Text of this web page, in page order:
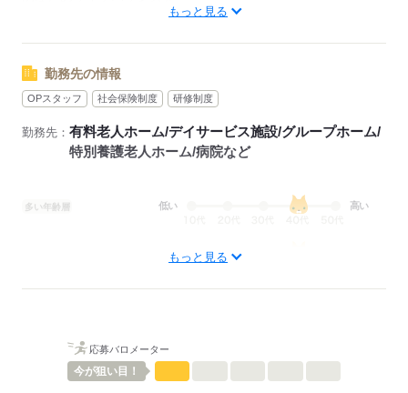
出勤、ミーティング
▼10：00
歩行が不安定な方を浴室までお連れします
お部屋も清掃します
配膳、食事介助
▼15：00
利用者さまへのお茶出し等
崩さない働き方をお選びいただけます
応募する
もっと見る
勤務先の情報
OPスタッフ 社会保険制度 研修制度
勤務先： 有料老人ホーム/デイサービス施設/グループホーム/
特別養護老人ホーム/病院など
多い年齢層 低い 高い
男性
職場の様子 しずか
配属先部署：
有料老人ホーム/デイサービス施設/グループホーム/特別養護老人ホ
もっと見る
応募バロメーター
今が狙い目！